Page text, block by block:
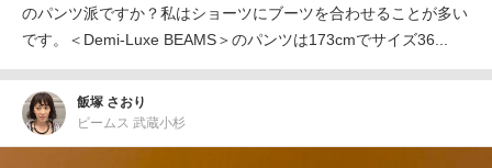
のパンツ派ですか？私はショーツにブーツを合わせることが多い
です。＜Demi-Luxe BEAMS＞のパンツは173cmでサイズ36...
飯塚 さおり
ビームス 武蔵小杉